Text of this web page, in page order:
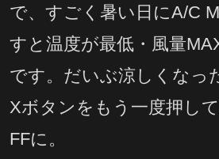
で、すごく暑い日にA/C
すと温度が最低・風量
です。だいぶ涼しくなっ
Xボタンをもう一度押し
FFに。